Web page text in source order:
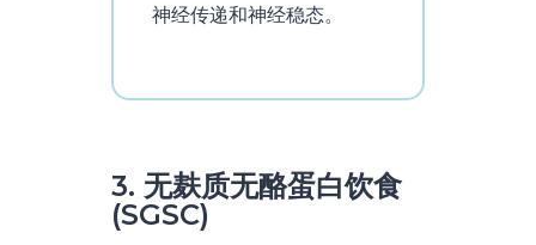
神经传递和神经稳态。
3. 无麸质无酪蛋白饮食
(SGSC)